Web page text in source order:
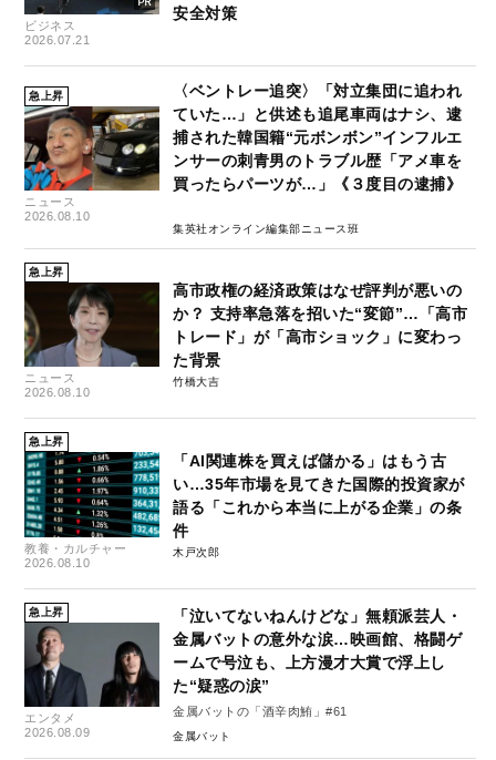
ビジネス
2026.07.21
安全対策
急上昇
ニュース
2026.08.10
〈ベントレー追突〉「対立集団に追われ
ていた…」と供述も追尾車両はナシ、逮
捕された韓国籍“元ボンボン”インフルエ
ンサーの刺青男のトラブル歴「アメ車を
買ったらパーツが…」《３度目の逮捕》
集英社オンライン編集部ニュース班
急上昇
ニュース
2026.08.10
高市政権の経済政策はなぜ評判が悪いの
か？ 支持率急落を招いた“変節”…「高市
トレード」が「高市ショック」に変わっ
た背景
竹橋大吉
急上昇
教養・カルチャー
2026.08.10
「AI関連株を買えば儲かる」はもう古
い…35年市場を見てきた国際的投資家が
語る「これから本当に上がる企業」の条
件
木戸次郎
急上昇
エンタメ
2026.08.09
「泣いてないねんけどな」無頼派芸人・
金属バットの意外な涙…映画館、格闘ゲ
ームで号泣も、上方漫才大賞で浮上し
た“疑惑の涙”
金属バットの「酒辛肉鮪」#61
金属バット